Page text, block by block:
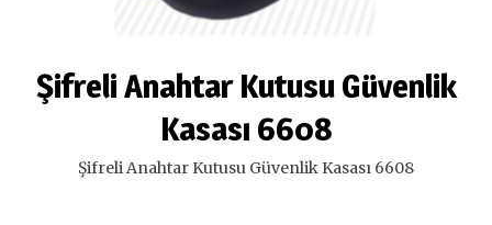
Şifreli Anahtar Kutusu Güvenlik
Kasası 6608
Şifreli Anahtar Kutusu Güvenlik Kasası 6608